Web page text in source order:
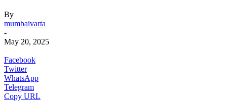
By
mumbaivarta
-
May 20, 2025
Facebook
Twitter
WhatsApp
Telegram
Copy URL